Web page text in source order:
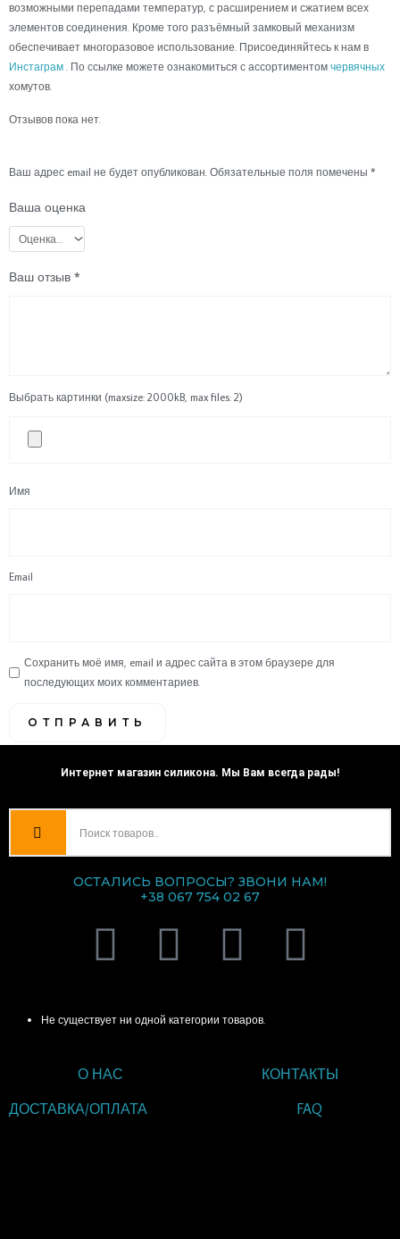
возможными перепадами температур, с расширением и сжатием всех
элементов соединения. Кроме того разъёмный замковый механизм
обеспечивает многоразовое использование. Присоединяйтесь к нам в
Инстаграм . По ссылке можете ознакомиться с ассортиментом червячных
хомутов.
Отзывов пока нет.
Ваш адрес email не будет опубликован. Обязательные поля помечены *
Ваша оценка
Ваш отзыв *
Выбрать картинки (maxsize: 2000kB, max files: 2)
Имя
Email
Сохранить моё имя, email и адрес сайта в этом браузере для
последующих моих комментариев.
Интернет магазин силикона. Мы Вам всегда рады!
ОСТАЛИСЬ ВОПРОСЫ? ЗВОНИ НАМ!
+38 067 754 02 67
V
b
e
r
T
l
I
s
F
e
b
Не существует ни одной категории товаров.
О НАС
КОНТАКТЫ
ДОСТАВКА/ОПЛАТА
FAQ